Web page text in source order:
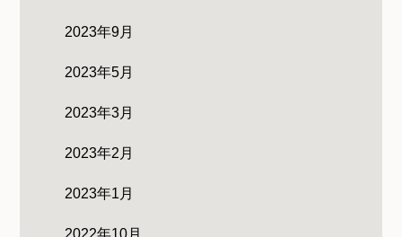
2023年9月
2023年5月
2023年3月
2023年2月
2023年1月
2022年10月